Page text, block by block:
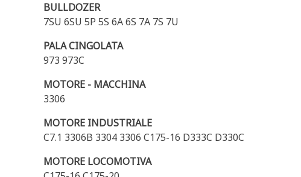
BULLDOZER
7SU 6SU 5P 5S 6A 6S 7A 7S 7U
PALA CINGOLATA
973 973C
MOTORE - MACCHINA
3306
MOTORE INDUSTRIALE
C7.1 3306B 3304 3306 C175-16 D333C D330C
MOTORE LOCOMOTIVA